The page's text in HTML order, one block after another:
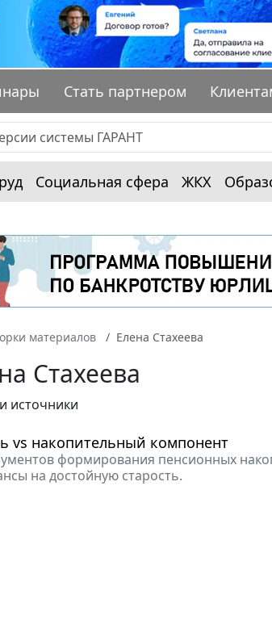
Стать партнером
Социальная сфера ЖКХ
материалов Елена Стахеева
Стахеева
источники
vs накопительный компонент
формирования пенсионных
на достойную старость.